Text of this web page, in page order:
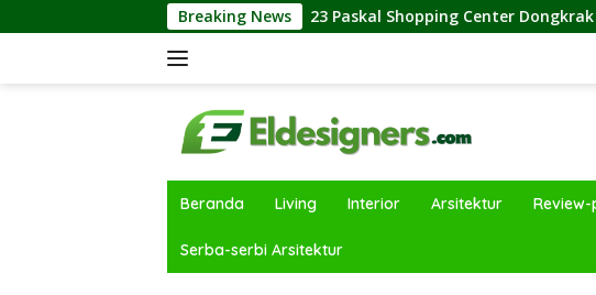
ke
Breaking News
23 Paskal Shopping Center Dongkrak Recurring Income
Beranda Living Interior Arsitektur
Serba-serbi Arsitektur